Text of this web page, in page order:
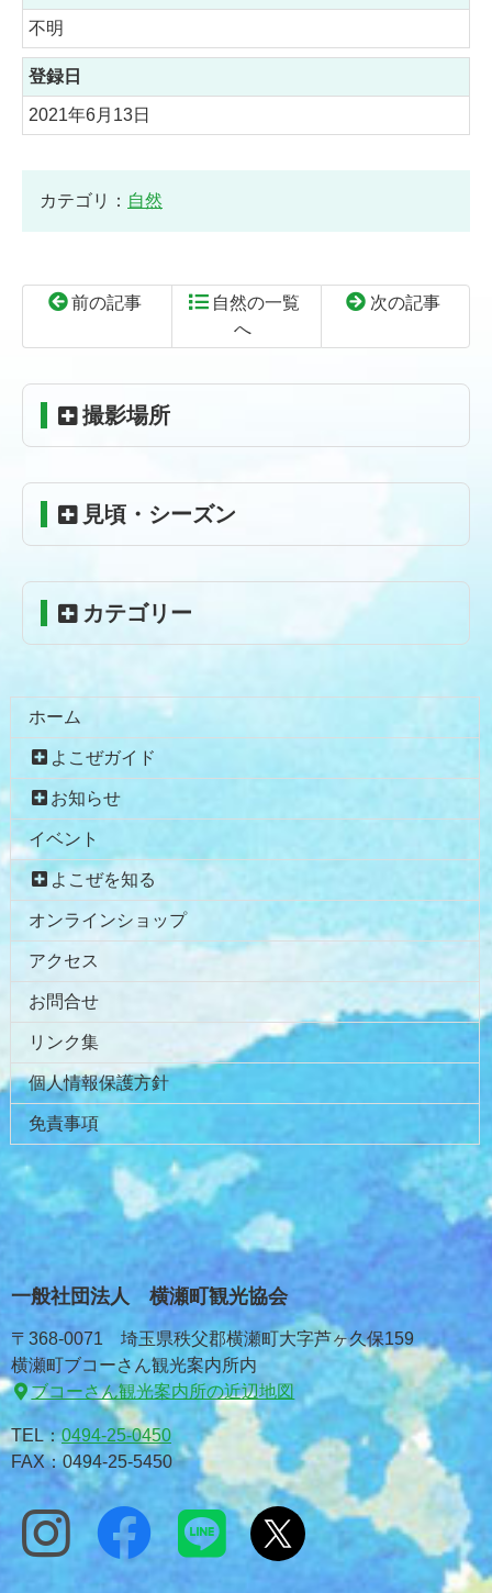
不明
登録日
2021年6月13日
カテゴリ： 自然
前の記事
自然の一覧
へ
次の記事
ン
ン
本
の
戻
ー
の
頭
戻
撮影場所
見頃・シーズン
カテゴリー
ホーム
よこぜガイド
お知らせ
イベント
よこぜを知る
オンラインショップ
アクセス
お問合せ
リンク集
個人情報保護方針
免責事項
一般社団法人 横瀬町観光協会
〒368-0071 埼玉県秩父郡横瀬町大字芦ヶ久保159
横瀬町ブコーさん観光案内所内
ブコーさん観光案内所の近辺地図
TEL：0494-25-0450
FAX：0494-25-5450